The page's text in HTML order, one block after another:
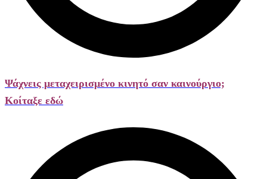
Ψάχνεις μεταχειρισμένο κινητό σαν καινούργιο;
Κοίταξε εδώ